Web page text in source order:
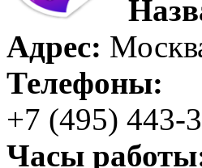
Адрес:
Телефоны:
+7 (495) 443-
Часы